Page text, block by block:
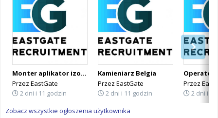
Monter aplikator izolacji PUR Belgia
Przez EastGate
2 dni i 11 godzin
Kamieniarz Belgia
Przez EastGate
2 dni i 11 godzin
Przez
2 dni i
Zobacz wszystkie ogłoszenia użytkownika